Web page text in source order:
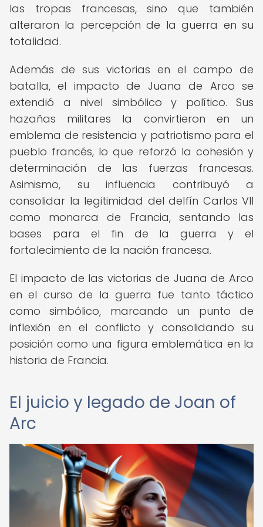
las tropas francesas, sino que también
alteraron la percepción de la guerra en su
totalidad.
Además de sus victorias en el campo de
batalla, el impacto de Juana de Arco se
extendió a nivel simbólico y político. Sus
hazañas militares la convirtieron en un
emblema de resistencia y patriotismo para el
pueblo francés, lo que reforzó la cohesión y
determinación de las fuerzas francesas.
Asimismo, su influencia contribuyó a
consolidar la legitimidad del delfín Carlos VII
como monarca de Francia, sentando las
bases para el fin de la guerra y el
fortalecimiento de la nación francesa.
El impacto de las victorias de Juana de Arco
en el curso de la guerra fue tanto táctico
como simbólico, marcando un punto de
inflexión en el conflicto y consolidando su
posición como una figura emblemática en la
historia de Francia.
El juicio y legado de Joan of
Arc